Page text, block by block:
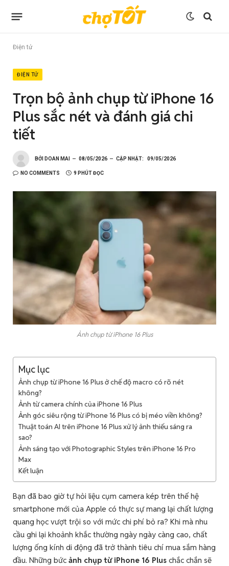
Điện tử
ĐIỆN TỬ
Trọn bộ ảnh chụp từ iPhone 16
Plus sắc nét và đánh giá chi
tiết
BỞI DOAN MAI 08/05/2026 CẬP NHẬT: 09/05/2026
NO COMMENTS 9 PHÚT ĐỌC
Ảnh chụp từ iPhone 16 Plus
Mục lục
Ảnh chụp từ iPhone 16 Plus ở chế độ macro có rõ nét
không?
Ảnh từ camera chính của iPhone 16 Plus
Ảnh góc siêu rộng từ iPhone 16 Plus có bị méo viền không?
Thuật toán AI trên iPhone 16 Plus xử lý ảnh thiếu sáng ra
sao?
Ảnh sáng tạo với Photographic Styles trên iPhone 16 Pro
Max
Kết luận
Bạn đã bao giờ tự hỏi liệu cụm camera kép trên thế hệ
smartphone mới của Apple có thực sự mang lại chất lượng
quang học vượt trội so với mức chi phí bỏ ra? Khi mà nhu
cầu ghi lại khoảnh khắc thường ngày ngày càng cao, chất
lượng ống kính di động đã trở thành tiêu chí mua sắm hàng
đầu. Những bức ảnh chụp từ iPhone 16 Plus chắc chắn sẽ